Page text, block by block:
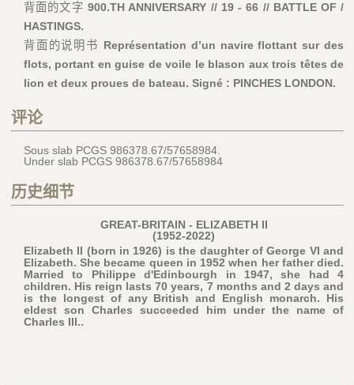
背面的文字900.TH ANNIVERSARY // 19 - 66 // BATTLE OF /
HASTINGS.
背面的说明书 Représentation d’un navire flottant sur des
flots, portant en guise de voile le blason aux trois têtes de
lion et deux proues de bateau. Signé : PINCHES LONDON.
评论
Sous slab PCGS 986378.67/57658984.
Under slab PCGS 986378.67/57658984
历史细节
GREAT-BRITAIN - ELIZABETH II
(1952-2022)
Elizabeth II (born in 1926) is the daughter of George VI and
Elizabeth. She became queen in 1952 when her father died.
Married to Philippe d'Edinbourgh in 1947, she had 4
children. His reign lasts 70 years, 7 months and 2 days and
is the longest of any British and English monarch. His
eldest son Charles succeeded him under the name of
Charles III..